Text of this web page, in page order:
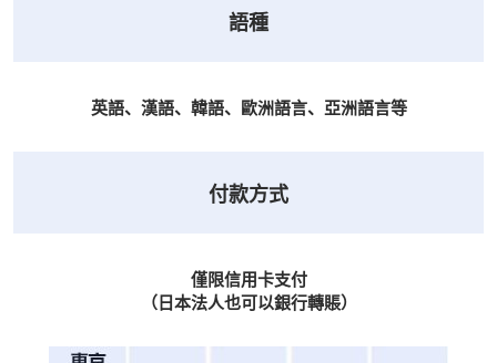
語種
英語、漢語、韓語、歐洲語言、亞洲語言等
付款方式
僅限信用卡支付
（日本法人也可以銀行轉賬）